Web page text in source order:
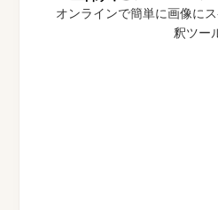
オンラインで簡単に画像に
釈ツー